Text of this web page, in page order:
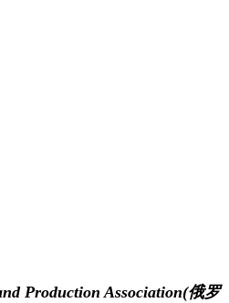
Production Association(俄罗